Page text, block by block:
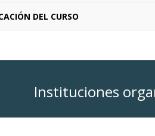
DEL CURSO
Instituciones